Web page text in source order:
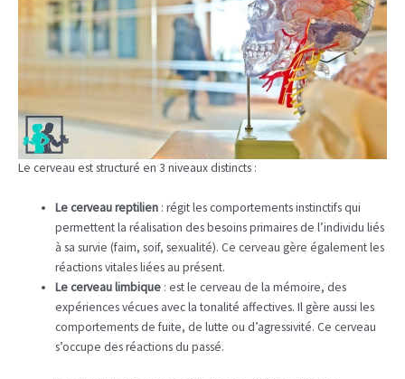
Le cerveau est structuré en 3 niveaux distincts :
Le cerveau reptilien : régit les comportements instinctifs qui
permettent la réalisation des besoins primaires de l’individu liés
à sa survie (faim, soif, sexualité). Ce cerveau gère également les
réactions vitales liées au présent.
Le cerveau limbique : est le cerveau de la mémoire, des
expériences vécues avec la tonalité affectives. Il gère aussi les
comportements de fuite, de lutte ou d’agressivité. Ce cerveau
s’occupe des réactions du passé.